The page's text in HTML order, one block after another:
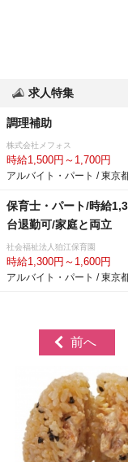
求人特集
調理補助
株式会社メフォス
時給1,500円～1,700円
アルバイト・パート / 東京
保育士・パート/時給
台退勤可/家庭と両立
社会福祉法人狛江保育園
時給1,300円～1,600円
アルバイト・パート / 東京
前へ